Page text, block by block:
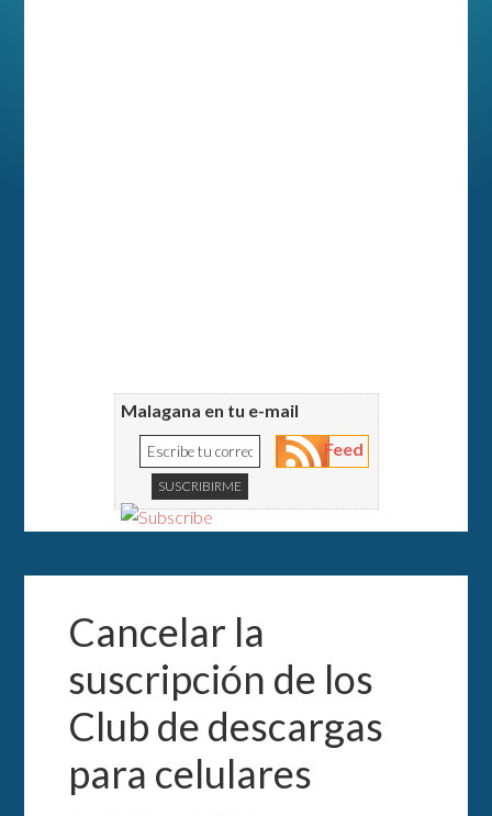
Malagana en tu e-mail
Feed
Cancelar la
suscripción de los
Club de descargas
para celulares